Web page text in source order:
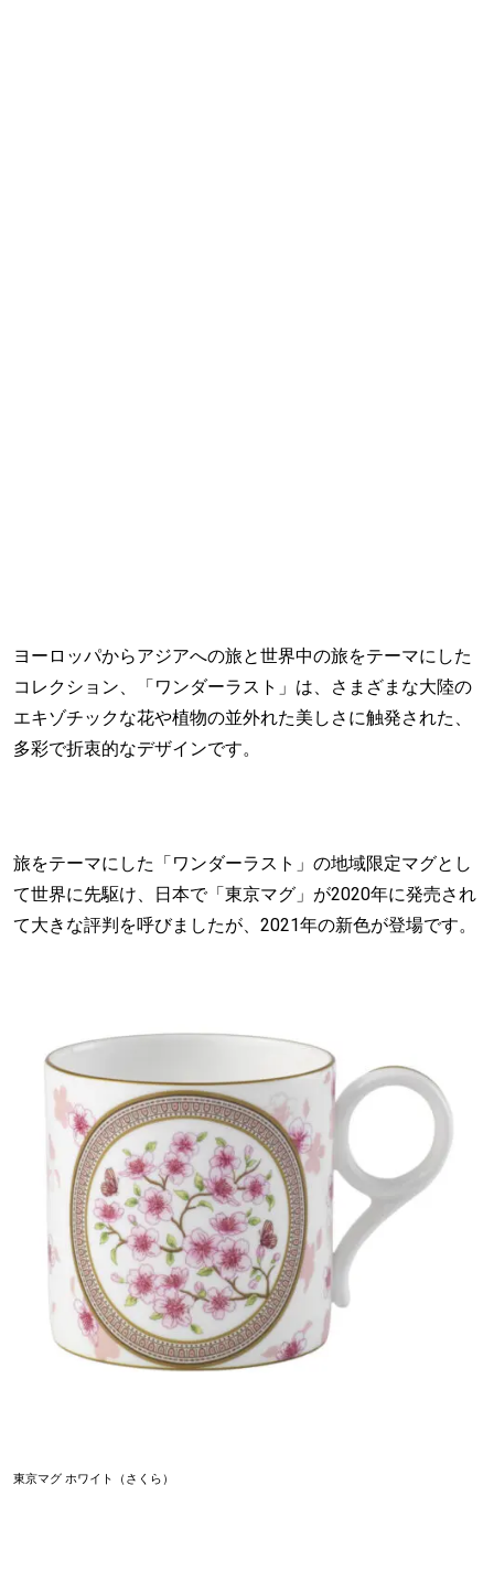
ヨーロッパからアジアへの旅と世界中の旅をテーマにした
コレクション、「ワンダーラスト」は、さまざまな大陸の
エキゾチックな花や植物の並外れた美しさに触発された、
多彩で折衷的なデザインです。
旅をテーマにした「ワンダーラスト」の地域限定マグとし
て世界に先駆け、日本で「東京マグ」が2020年に発売され
て大きな評判を呼びましたが、2021年の新色が登場です。
東京マグ ホワイト（さくら）